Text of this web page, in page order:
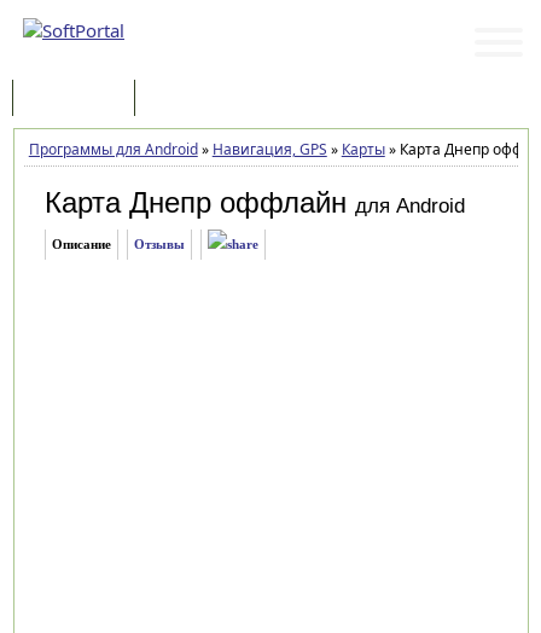
Программы для Android» Навигация, GPS » Карты»Карта Днепр
Карта Днепр оффлайн для Android
Описание Отзывы